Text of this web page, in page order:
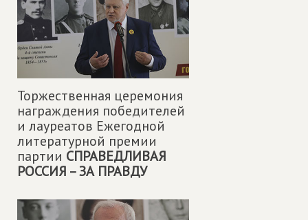
Торжественная церемония
награждения победителей
и лауреатов Ежегодной
литературной премии
партии СПРАВЕДЛИВАЯ
РОССИЯ – ЗА ПРАВДУ